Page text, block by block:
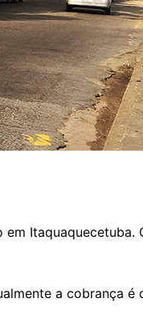
Itaquaquecetuba.
a cobrança é